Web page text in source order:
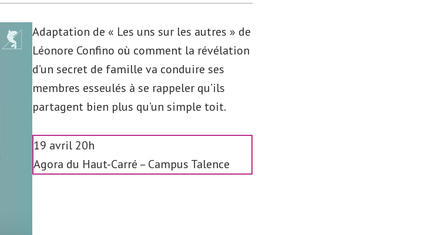
Adaptation de « Les uns sur les autres » de
Léonore Confino où comment la révélation
d’un secret de famille va conduire ses
membres esseulés à se rappeler qu’ils
partagent bien plus qu’un simple toit.
19 avril 20h
Agora du Haut-Carré – Campus Talence